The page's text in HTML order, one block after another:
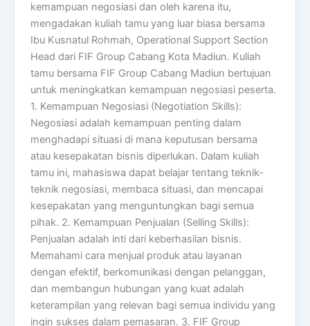
kemampuan negosiasi dan oleh karena itu,
mengadakan kuliah tamu yang luar biasa bersama
Ibu Kusnatul Rohmah, Operational Support Section
Head dari FIF Group Cabang Kota Madiun. Kuliah
tamu bersama FIF Group Cabang Madiun bertujuan
untuk meningkatkan kemampuan negosiasi peserta.
1. Kemampuan Negosiasi (Negotiation Skills):
Negosiasi adalah kemampuan penting dalam
menghadapi situasi di mana keputusan bersama
atau kesepakatan bisnis diperlukan. Dalam kuliah
tamu ini, mahasiswa dapat belajar tentang teknik-
teknik negosiasi, membaca situasi, dan mencapai
kesepakatan yang menguntungkan bagi semua
pihak. 2. Kemampuan Penjualan (Selling Skills):
Penjualan adalah inti dari keberhasilan bisnis.
Memahami cara menjual produk atau layanan
dengan efektif, berkomunikasi dengan pelanggan,
dan membangun hubungan yang kuat adalah
keterampilan yang relevan bagi semua individu yang
ingin sukses dalam pemasaran. 3. FIF Group